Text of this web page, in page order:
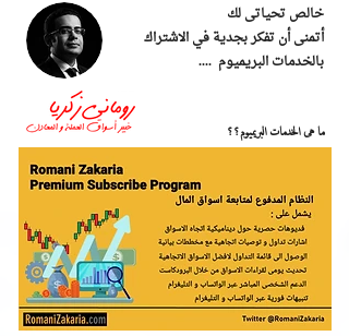
خالص تحياتى لك
أتمنى أن تفكر بجدية في الاشتراك
بالخدمات البريميوم ....
ما هى الخدمات البريميوم؟؟